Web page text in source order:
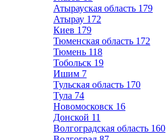
Атырауская область 179
Атырау 172
Киев 179
Тюменская область 172
Тюмень 118
Тобольск 19
Ишим 7
Тульская область 170
Тула 74
Новомосковск 16
Донской 11
Волгоградская область 160